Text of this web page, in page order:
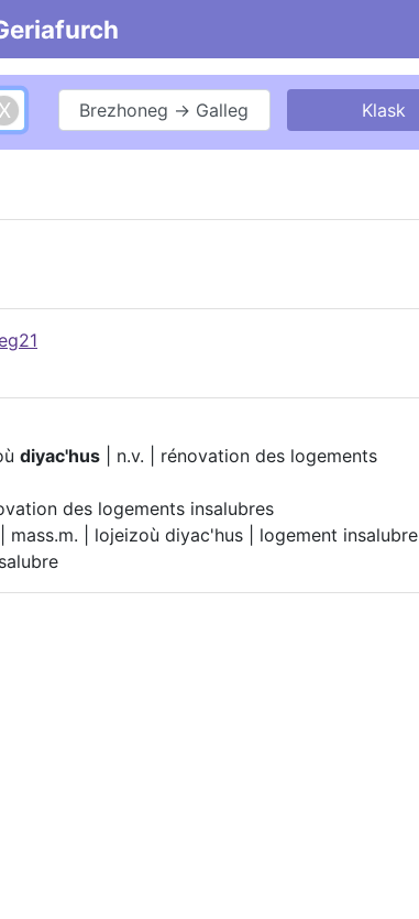
Brezhoneg → Galleg
diyac'hus | n.v. | rénovation des logements
des logements insalubres
| mass.m. | lojeizoù diyac'hus | logement insalubre